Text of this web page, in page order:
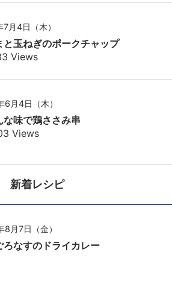
月4日（木）
と玉ねぎのポークチャップ
Views
月4日（木）
な味で鶏ささみ串
Views
新着レシピ
月7日（金）
ろなすのドライカレー